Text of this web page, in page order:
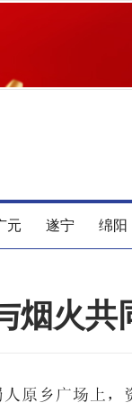
元 遂宁 绵阳
烟火共
人原乡广场上